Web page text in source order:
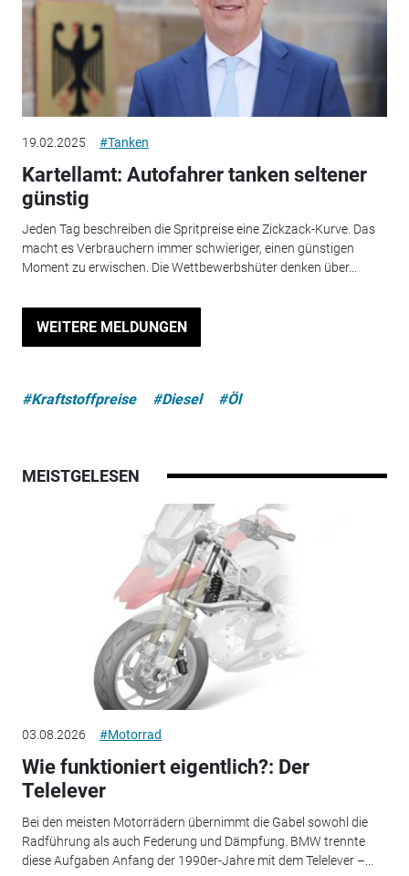
19.02.2025 #Tanken
Kartellamt: Autofahrer tanken seltener
günstig
Jeden Tag beschreiben die Spritpreise eine Zickzack-Kurve. Das
macht es Verbrauchern immer schwieriger, einen günstigen
Moment zu erwischen. Die Wettbewerbshüter denken über...
WEITERE MELDUNGEN
#Kraftstoffpreise #Diesel #Öl
MEISTGELESEN
03.08.2026 #Motorrad
Wie funktioniert eigentlich?: Der
Telelever
Bei den meisten Motorrädern übernimmt die Gabel sowohl die
Radführung als auch Federung und Dämpfung. BMW trennte
diese Aufgaben Anfang der 1990er-Jahre mit dem Telelever –...